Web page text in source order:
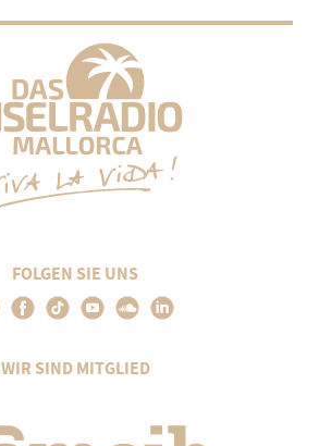
FOLGEN SIE UNS
WIR SIND MITGLIED